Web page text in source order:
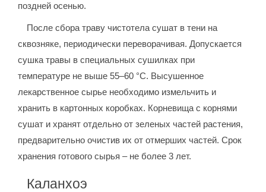
поздней осенью.
После сбора траву чистотела сушат в тени на
сквозняке, периодически переворачивая. Допускается
сушка травы в специальных сушилках при
температуре не выше 55–60 °C. Высушенное
лекарственное сырье необходимо измельчить и
хранить в картонных коробках. Корневища с корнями
сушат и хранят отдельно от зеленых частей растения,
предварительно очистив их от отмерших частей. Срок
хранения готового сырья – не более 3 лет.
Каланхоэ